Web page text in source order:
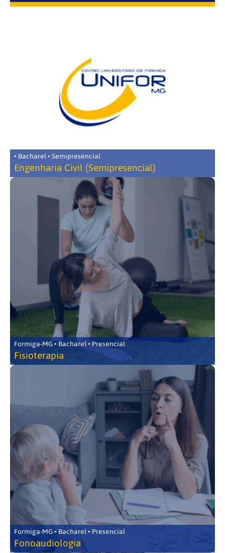
• Bacharel • Semipresencial
Engenharia Civil (Semipresencial)
Formiga-MG • Bacharel • Presencial
Fisioterapia
Formiga-MG • Bacharel • Presencial
Fonoaudiologia